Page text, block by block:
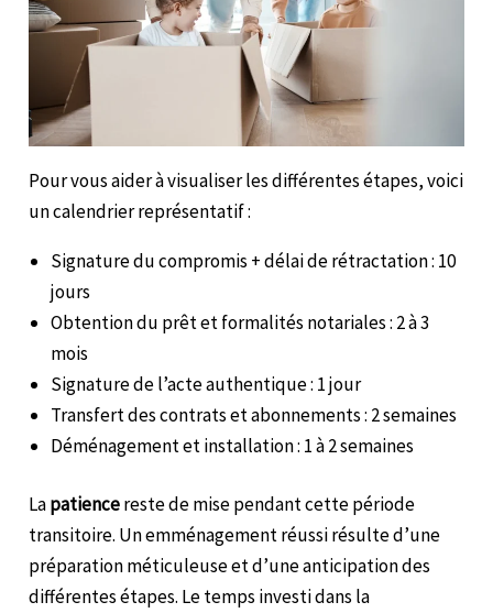
Pour vous aider à visualiser les différentes étapes, voici
un calendrier représentatif :
Signature du compromis + délai de rétractation : 10
jours
Obtention du prêt et formalités notariales : 2 à 3
mois
Signature de l’acte authentique : 1 jour
Transfert des contrats et abonnements : 2 semaines
Déménagement et installation : 1 à 2 semaines
Lapatiencereste de mise pendant cette période
transitoire. Un emménagement réussi résulte d’une
préparation méticuleuse et d’une anticipation des
différentes étapes. Le temps investi dans la